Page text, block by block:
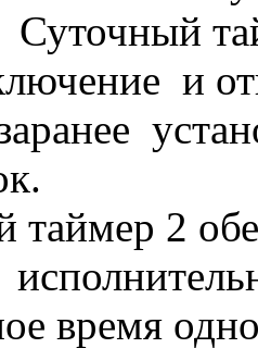
и
2
время